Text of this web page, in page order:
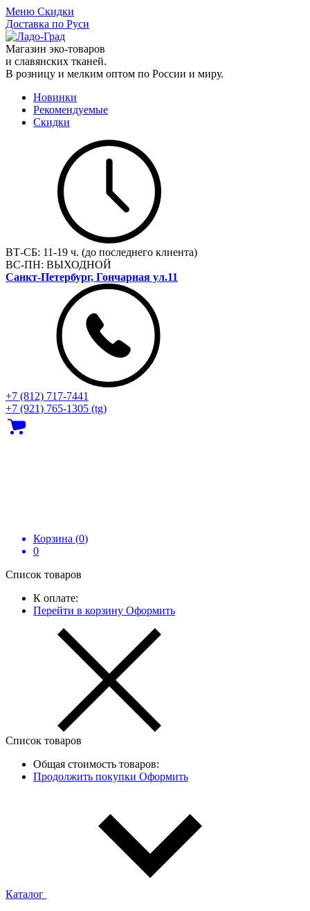
Меню Скидки
Доставка по Руси
Магазин эко-товаров
и славянских тканей.
В розницу и мелким оптом по России и миру.
Новинки
Рекомендуемые
Скидки
ВТ-СБ: 11-19 ч. (до последнего клиента)
ВС-ПН: ВЫХОДНОЙ
Санкт-Петербург, Гончарная ул.11
+7 (812) 717‑7441
+7 (921) 765-1305 (tg)
Корзина (0)
0
Список товаров
К оплате:
Перейти в корзину Оформить
Список товаров
Общая стоимость товаров:
Продолжить покупки Оформить
Каталог